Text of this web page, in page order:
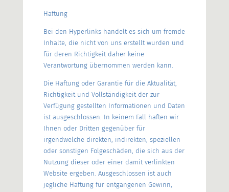
Haftung
Bei den Hyperlinks handelt es sich um fremde
Inhalte, die nicht von uns erstellt wurden und
für deren Richtigkeit daher keine
Verantwortung übernommen werden kann.
Die Haftung oder Garantie für die Aktualität,
Richtigkeit und Vollständigkeit der zur
Verfügung gestellten Informationen und Daten
ist ausgeschlossen. In keinem Fall haften wir
Ihnen oder Dritten gegenüber für
irgendwelche direkten, indirekten, speziellen
oder sonstigen Folgeschäden, die sich aus der
Nutzung dieser oder einer damit verlinkten
Website ergeben. Ausgeschlossen ist auch
jegliche Haftung für entgangenen Gewinn,